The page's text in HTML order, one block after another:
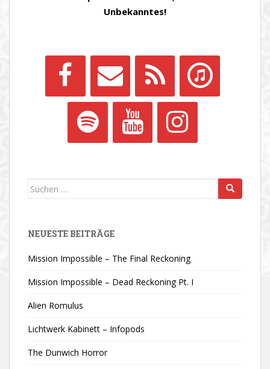
Unbekanntes!
Suchen
NEUESTE BEITRÄGE
Mission Impossible – The Final Reckoning
Mission Impossible – Dead Reckoning Pt. I
Alien Romulus
Lichtwerk Kabinett – Infopods
The Dunwich Horror